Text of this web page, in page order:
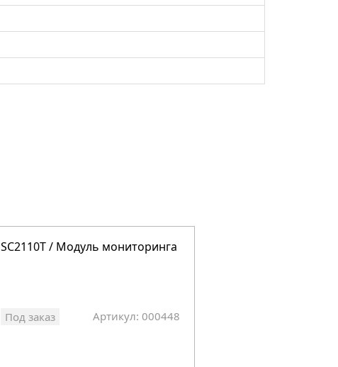
SC2110T / Модуль мониторинга
Под заказ Артикул: 000448